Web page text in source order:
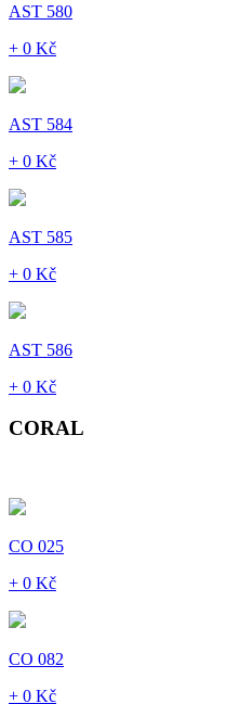
AST 580
+ 0 Kč
AST 584
+ 0 Kč
AST 585
+ 0 Kč
AST 586
+ 0 Kč
CORAL
CO 025
+ 0 Kč
CO 082
+ 0 Kč